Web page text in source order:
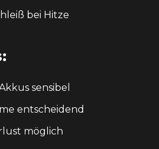
bei Hitze
sensibel
entscheidend
möglich